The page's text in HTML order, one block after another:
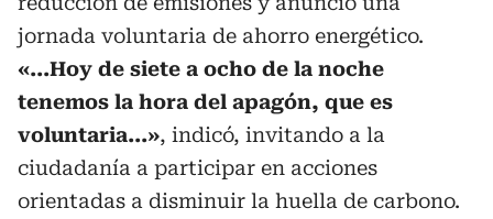
jornada voluntaria de ahorro energético.
«...Hoy de siete a ocho de la noche
tenemos la hora del apagón, que es
voluntaria...», indicó, invitando a la
ciudadanía a participar en acciones
orientadas a disminuir la huella de carbono.